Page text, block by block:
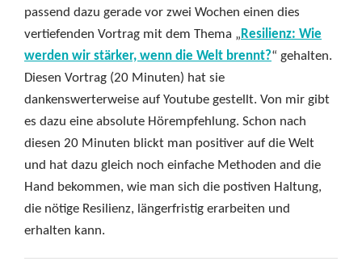
passend dazu gerade vor zwei Wochen einen dies
vertiefenden Vortrag mit dem Thema „ Resilienz: Wie
werden wir stärker, wenn die Welt brennt?“ gehalten.
Diesen Vortrag (20 Minuten) hat sie
dankenswerterweise auf Youtube gestellt. Von mir gibt
es dazu eine absolute Hörempfehlung. Schon nach
diesen 20 Minuten blickt man positiver auf die Welt
und hat dazu gleich noch einfache Methoden and die
Hand bekommen, wie man sich die postiven Haltung,
die nötige Resilienz, längerfristig erarbeiten und
erhalten kann.